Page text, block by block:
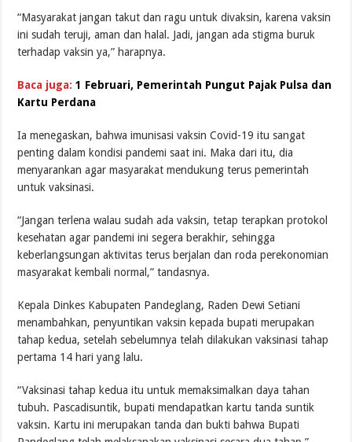
“Masyarakat jangan takut dan ragu untuk divaksin, karena vaksin
ini sudah teruji, aman dan halal. Jadi, jangan ada stigma buruk
terhadap vaksin ya,” harapnya.
Baca juga:1 Februari, Pemerintah Pungut Pajak Pulsa dan
Kartu Perdana
Ia menegaskan, bahwa imunisasi vaksin Covid-19 itu sangat
penting dalam kondisi pandemi saat ini. Maka dari itu, dia
menyarankan agar masyarakat mendukung terus pemerintah
untuk vaksinasi.
“Jangan terlena walau sudah ada vaksin, tetap terapkan protokol
kesehatan agar pandemi ini segera berakhir, sehingga
keberlangsungan aktivitas terus berjalan dan roda perekonomian
masyarakat kembali normal,” tandasnya.
Kepala Dinkes Kabupaten Pandeglang, Raden Dewi Setiani
menambahkan, penyuntikan vaksin kepada bupati merupakan
tahap kedua, setelah sebelumnya telah dilakukan vaksinasi tahap
pertama 14 hari yang lalu.
“Vaksinasi tahap kedua itu untuk memaksimalkan daya tahan
tubuh. Pascadisuntik, bupati mendapatkan kartu tanda suntik
vaksin. Kartu ini merupakan tanda dan bukti bahwa Bupati